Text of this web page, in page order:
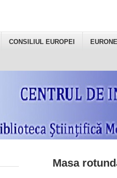
CONSILIUL EUROPEI
Masa